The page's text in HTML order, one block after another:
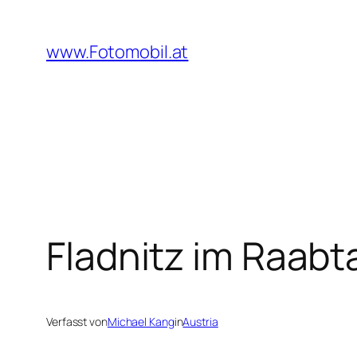
springen
www.Fotomobil.at
Fladnitz im
Verfasst vonMichael KanginAustria